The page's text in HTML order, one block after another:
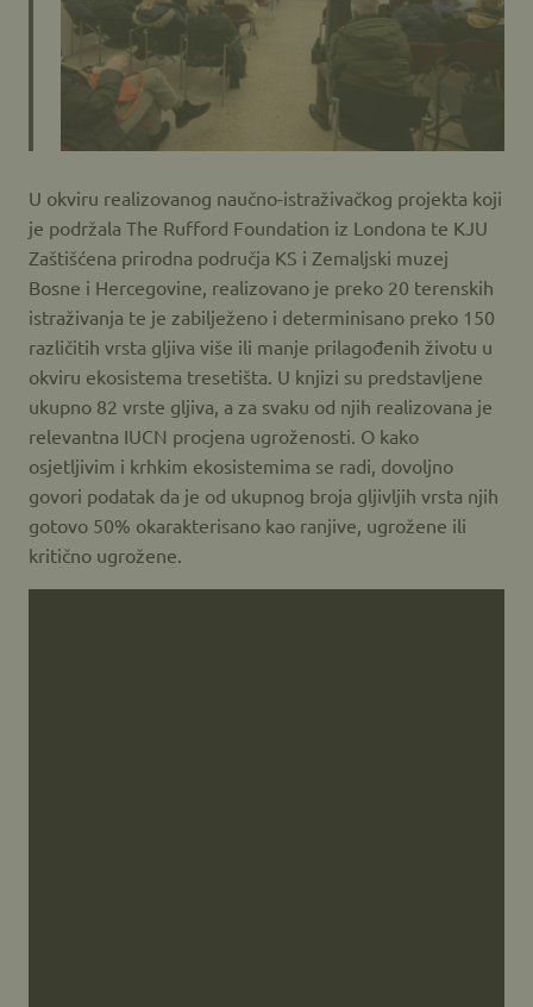
U okviru realizovanog naučno-istraživačkog projekta koji
je podržala The Rufford Foundation iz Londona te KJU
Zaštišćena prirodna područja KS i Zemaljski muzej
Bosne i Hercegovine, realizovano je preko 20 terenskih
istraživanja te je zabilježeno i determinisano preko 150
različitih vrsta gljiva više ili manje prilagođenih životu u
okviru ekosistema tresetišta. U knjizi su predstavljene
ukupno 82 vrste gljiva, a za svaku od njih realizovana je
relevantna IUCN procjena ugroženosti. O kako
osjetljivim i krhkim ekosistemima se radi, dovoljno
govori podatak da je od ukupnog broja gljivljih vrsta njih
gotovo 50% okarakterisano kao ranjive, ugrožene ili
kritično ugrožene.